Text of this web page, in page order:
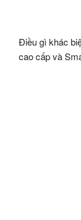
Điều gì khác
cao cấp và